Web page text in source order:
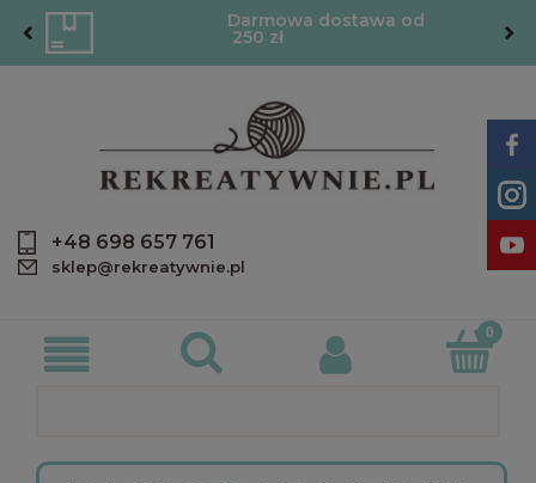
Darmowa dostawa od
250 zł
+48 698 657 761
sklep@rekreatywnie.pl